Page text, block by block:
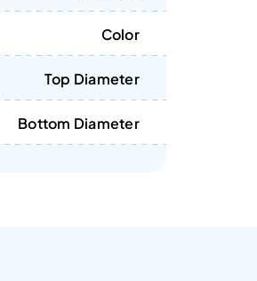
Color
Top Diameter
Bottom Diameter